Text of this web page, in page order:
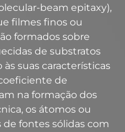
beam epitaxy),
filmes finos ou
formados sobre
de substratos
suas características
de
na formação dos
os átomos ou
fontes sólidas com